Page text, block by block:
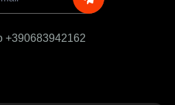
+390683942162